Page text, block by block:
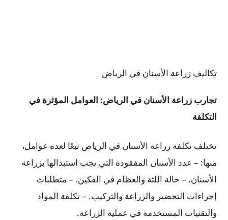
تكاليف زراعة الأسنان في الرياض
تجارب زراعة الأسنان في الرياض: العوامل المؤثرة في
التكلفة
تختلف تكلفة زراعة الأسنان في الرياض تبعًا لعدة عوامل،
منها: – عدد الأسنان المفقودة التي يجب استبدالها بزراعة
الأسنان. – حالة اللثة والعظام في الفكين. – متطلبات
إجراءات التحضير والزراعة والتركيب. – تكلفة المواد
والتقنيات المستخدمة في عملية الزراعة.